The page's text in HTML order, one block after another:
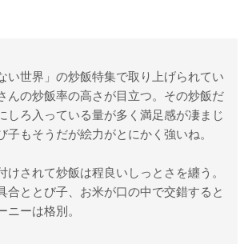
い世界」の炒飯特集で取り上げられてい
んの炒飯率の高さが目立つ。その炒飯だ
しろ入っている量が多く満足感が凄まじ
子もそうだが絵力がとにかく強いね。
けされて炒飯は程良いしっとさを纏う。
合ととび子、お米が口の中で交錯すると
ニーは格別。